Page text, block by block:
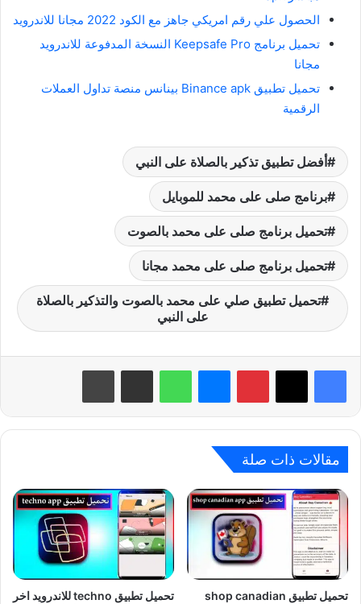
الحصول علي رقم امريكي جاهز مع الكود 2022 مجانا للاندرويد
تحميل برنامج Keepsafe Pro النسخة المدفوعة للاندرويد
مجانا
تحميل تطبيق Binance apk بينانس منصة تداول العملات
الرقمية
أفضل تطبيق تذكير بالصلاة على النبي
برنامج صلى على محمد للموبايل
تحميل برنامج صلى على محمد بالصوت
تحميل برنامج صلى على محمد مجانا
تحميل تطبيق صلي على محمد بالصوت والتذكير بالصلاة
على النبي
بينتيريست واتساب
مقالات ذات صلة
تحميل تطبيق shop canadian
تحميل تطبيق techno للاندرويد اخر